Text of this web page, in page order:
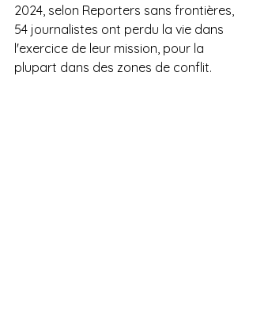
2024, selon Reporters sans frontières,
54 journalistes ont perdu la vie dans
l'exercice de leur mission, pour la
plupart dans des zones de conflit.